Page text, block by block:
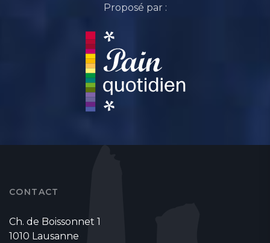
Proposé par :
CONTACT
Ch. de Boissonnet 1
1010 Lausanne